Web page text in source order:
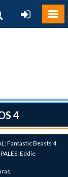
4
Fantastic Beasts 4
Eddie